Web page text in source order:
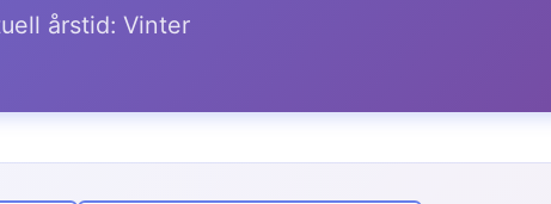
årstid: Vinter